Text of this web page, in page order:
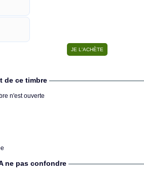
de ce timbre
n'est ouverte
ne pas confondre